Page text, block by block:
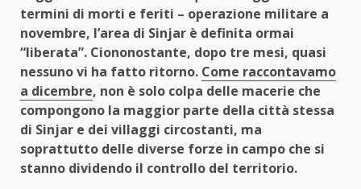
termini di morti e feriti – operazione militare a
novembre, l’area di Sinjar è definita ormai
“liberata”. Ciononostante, dopo tre mesi, quasi
nessuno vi ha fatto ritorno. Come raccontavamo
a dicembre, non è solo colpa delle macerie che
compongono la maggior parte della città stessa
di Sinjar e dei villaggi circostanti, ma
soprattutto delle diverse forze in campo che si
stanno dividendo il controllo del territorio.